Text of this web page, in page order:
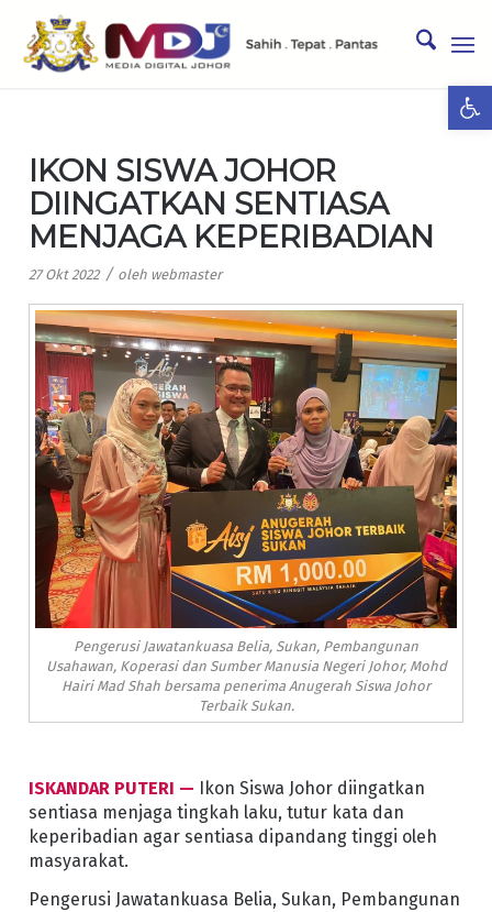
IKON SISWA JOHOR
DIINGATKAN SENTIASA
MENJAGA KEPERIBADIAN
27 Okt 2022 / oleh webmaster
Pengerusi Jawatankuasa Belia, Sukan, Pembangunan
Usahawan, Koperasi dan Sumber Manusia Negeri Johor, Mohd
Hairi Mad Shah bersama penerima Anugerah Siswa Johor
Terbaik Sukan.
ISKANDAR PUTERI — Ikon Siswa Johor diingatkan
sentiasa menjaga tingkah laku, tutur kata dan
keperibadian agar sentiasa dipandang tinggi oleh
masyarakat.
Pengerusi Jawatankuasa Belia, Sukan, Pembangunan